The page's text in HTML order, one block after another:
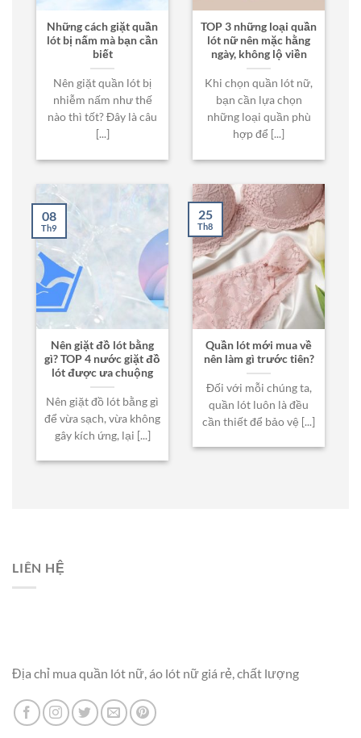
Những cách giặt quần
lót bị nấm mà bạn cần
biết
Nên giặt quần lót bị
nhiễm nấm như thế
nào thì tốt? Đây là câu
[...]
TOP 3 những loại quần
lót nữ nên mặc hằng
ngày, không lộ viền
Khi chọn quần lót nữ,
bạn cần lựa chọn
những loại quần phù
hợp để [...]
Nên giặt đồ lót bằng
gì? TOP 4 nước giặt đồ
lót được ưa chuộng
Nên giặt đồ lót bằng gì
để vừa sạch, vừa không
gây kích ứng, lại [...]
08
Th9
Quần lót mới mua về
nên làm gì trước tiên?
Đối với mỗi chúng ta,
quần lót luôn là đều
cần thiết để bảo vệ [...]
25
Th8
LIÊN HỆ
Địa chỉ mua quần lót nữ, áo lót nữ giá rẻ, chất lượng